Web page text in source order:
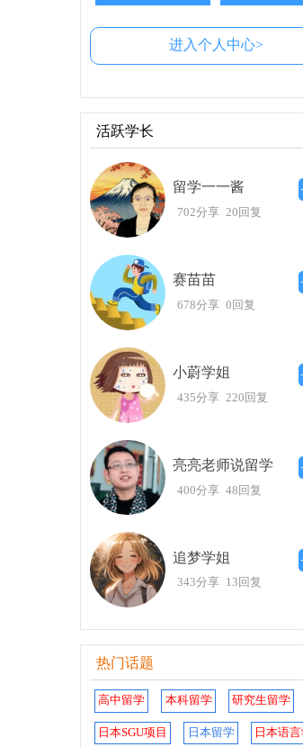
上，获得帮助与支持才是成功的关
另外，她提到女权主义并不
性正是来自不同价值观的碰撞。
重视知识的真正意义
在这次入学典礼中，我真正
感受到一种全新的骄傲，原来，
是为了自己的成功而付出。
不断变化的认识
在最近的东大毕业典礼上，
时，东大表现出其一贯的立场与
东大的生活让我领悟了许多
进入个人中心>
活跃学长
留学一一酱
702分享 20回复
赛苗苗
678分享 0回复
小蔚学姐
435分享 220回复
亮亮老师说留学
400分享 48回复
追梦学姐
343分享 13回复
热门话题
高中留学 本科留学 研究生留学
日本SGU项目 日本留学 日本语